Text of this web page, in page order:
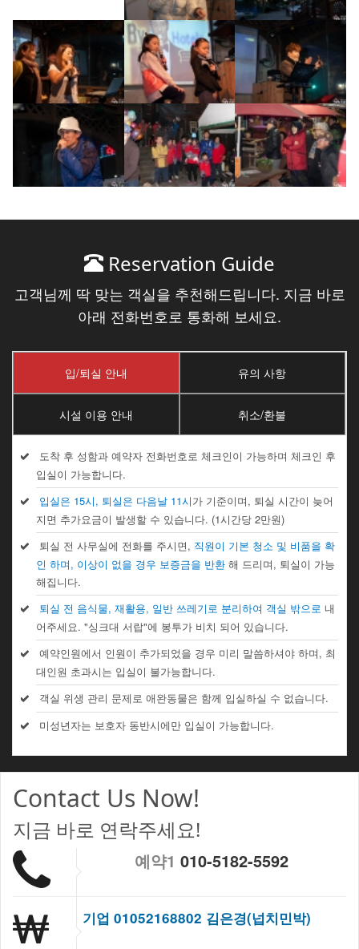
Reservation Guide
고객님께 딱 맞는 객실을 추천해드립니다. 지금 바로
아래 전화번호로 통화해 보세요.
입/퇴실 안내 유의 사항
시설 이용 안내 취소/환불
도착 후 성함과 예약자 전화번호로 체크인이 가능하며 체크인 후
입실이 가능합니다.
입실은 15시, 퇴실은 다음날 11시가 기준이며, 퇴실 시간이 늦어
지면 추가요금이 발생할 수 있습니다. (1시간당 2만원)
퇴실 전 사무실에 전화를 주시면, 직원이 기본 청소 및 비품을 확
인 하며, 이상이 없을 경우 보증금을 반환해 드리며, 퇴실이 가능
해집니다.
퇴실 전 음식물, 재활용, 일반 쓰레기로 분리하여 객실 밖으로 내
어주세요. "싱크대 서랍"에 봉투가 비치 되어 있습니다.
예약인원에서 인원이 추가되었을 경우 미리 말씀하셔야 하며, 최
대인원 초과시는 입실이 불가능합니다.
객실 위생 관리 문제로 애완동물은 함께 입실하실 수 없습니다.
미성년자는 보호자 동반시에만 입실이 가능합니다.
Contact Us Now!
지금 바로 연락주세요!
예약1 010-5182-5592
기업 01052168802 김은경(넙치민박)